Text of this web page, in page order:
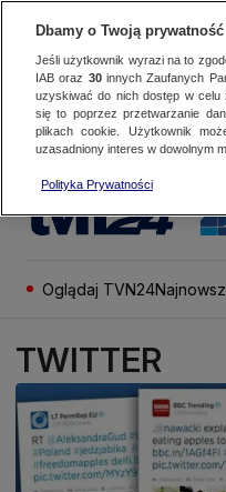
Oglądaj TVN24
TWITTER
Dbamy o Twoją prywatność
Jeśli użytkownik wyrazi na to
IAB oraz 30innych Zaufanych
uzyskiwać do nich dostęp w celu
się to poprzez przetwarzanie
plikach cookie. Użytkownik
uzasadniony interes w dowolnym
Polityka Prywatności